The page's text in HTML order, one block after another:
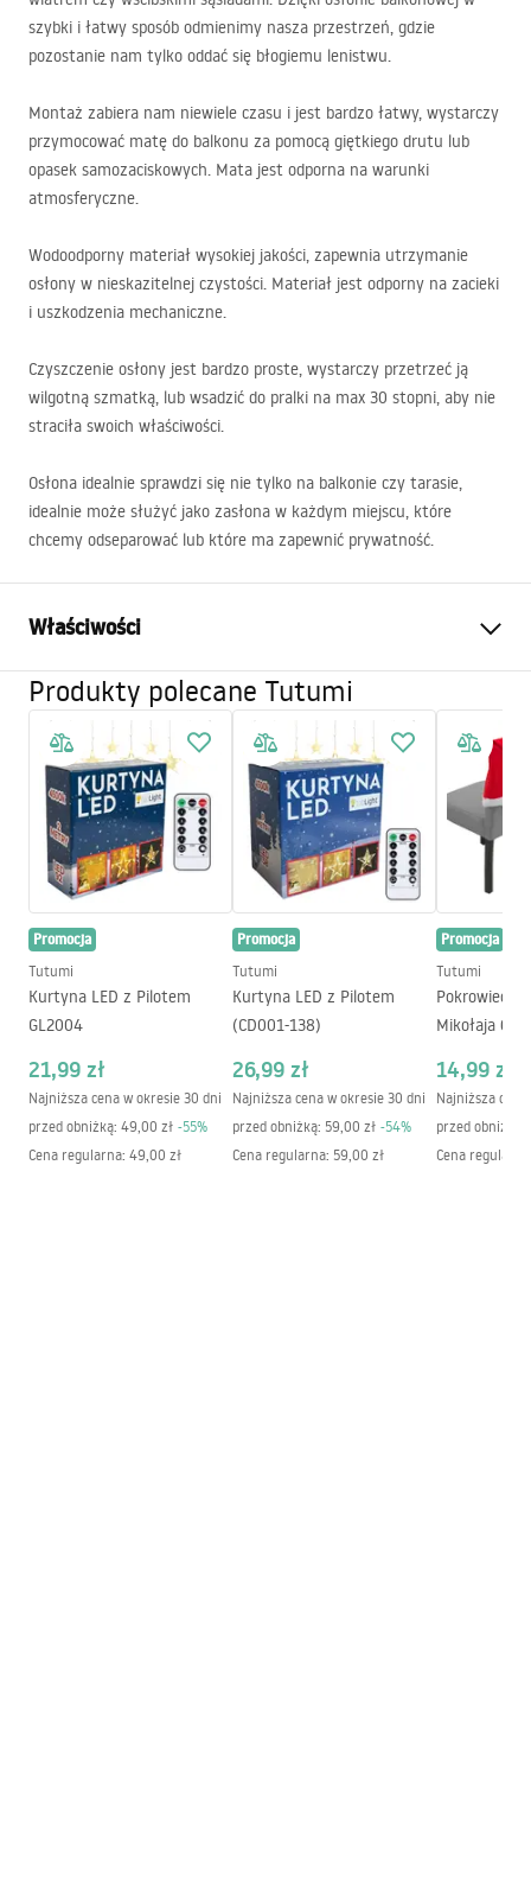
szybki i łatwy sposób odmienimy nasza przestrzeń, gdzie
pozostanie nam tylko oddać się błogiemu lenistwu.
Montaż zabiera nam niewiele czasu i jest bardzo łatwy, wystarczy
przymocować matę do balkonu za pomocą giętkiego drutu lub
opasek samozaciskowych. Mata jest odporna na warunki
atmosferyczne.
Wodoodporny materiał wysokiej jakości, zapewnia utrzymanie
osłony w nieskazitelnej czystości. Materiał jest odporny na zacieki
i uszkodzenia mechaniczne.
Czyszczenie osłony jest bardzo proste, wystarczy przetrzeć ją
wilgotną szmatką, lub wsadzić do pralki na max 30 stopni, aby nie
straciła swoich właściwości.
Osłona idealnie sprawdzi się nie tylko na balkonie czy tarasie,
idealnie może służyć jako zasłona w każdym miejscu, które
chcemy odseparować lub które ma zapewnić prywatność.
Właściwości
Długość (mm) 6000mm
Wysokość (mm)
Materiał
polietylen
Produkty polecane Tutumi
Promocja
Tutumi
Kurtyna LED z Pilotem
GL2004
21,99 zł
Najniższa cena w okresie 30 dni
przed obniżką: 49,00 zł -55%
Cena regularna: 49,00 zł
Promocja
Tutumi
Kurtyna LED z Pilotem
(CD001-138)
26,99 zł
Najniższa cena w okresie 30 dni
przed obniżką: 59,00 zł -54%
Cena regularna: 59,00 zł
Promocja
Tutumi
Pokrowiec
Mikołaja 6
14,99 zł
Najniższa
przed obniżką:
Cena regularna